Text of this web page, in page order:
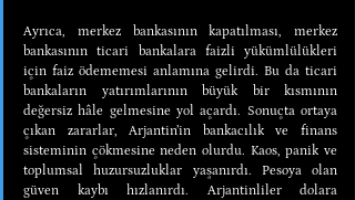
Ayrıca, merkez bankasının kapatılması, merkez
bankasının ticari bankalara faizli yükümlülükleri
için faiz ödememesi anlamına gelirdi. Bu da ticari
bankaların yatırımlarının büyük bir kısmının
değersiz hâle gelmesine yol açardı. Sonuçta ortaya
çıkan zararlar, Arjantin’in bankacılık ve finans
sisteminin çökmesine neden olurdu. Kaos, panik ve
toplumsal huzursuzluklar yaşanırdı. Pesoya olan
güven kaybı hızlanırdı. Arjantinliler dolara